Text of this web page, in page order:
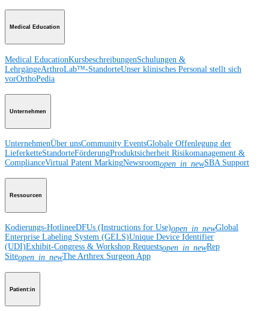
Medical Education
Medical EducationKursbeschreibungenSchulungen &
LehrgängeArthroLab™-StandorteUnser klinisches Personal stellt sich
vorOrthoPedia
Unternehmen
UnternehmenÜber unsCommunity EventsGlobale Offenlegung der
LieferketteStandorteFörderungProduktsicherheit Risikomanagement &
ComplianceVirtual Patent MarkingNewsroomopen_in_newSBA Support
Ressourcen
Kodierungs-HotlineeDFUs (Instructions for Use)open_in_newGlobal
Enterprise Labeling System (GELS)Unique Device Identifier
(UDI)Exhibit-Congress & Workshop Requestsopen_in_newRep
Siteopen_in_newThe Arthrex Surgeon App
Patient:in